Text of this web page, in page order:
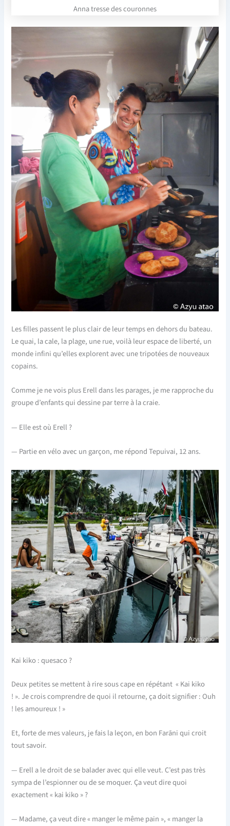
Anna tresse des couronnes
Les filles passent le plus clair de leur temps en dehors du bateau.
Le quai, la cale, la plage, une rue, voilà leur espace de liberté, un
monde infini qu’elles explorent avec une tripotées de nouveaux
copains.
Comme je ne vois plus Erell dans les parages, je me rapproche du
groupe d’enfants qui dessine par terre à la craie.
— Elle est où Erell ?
— Partie en vélo avec un garçon, me répond Tepuivai, 12 ans.
Kai kiko : quesaco ?
Deux petites se mettent à rire sous cape en répétant « Kai kiko
! ». Je crois comprendre de quoi il retourne, ça doit signifier : Ouh
! les amoureux ! »
Et, forte de mes valeurs, je fais la leçon, en bon Farāni qui croit
tout savoir.
— Erell a le droit de se balader avec qui elle veut. C’est pas très
sympa de l’espionner ou de se moquer. Ça veut dire quoi
exactement « kai kiko » ?
— Madame, ça veut dire « manger le même pain », « manger la